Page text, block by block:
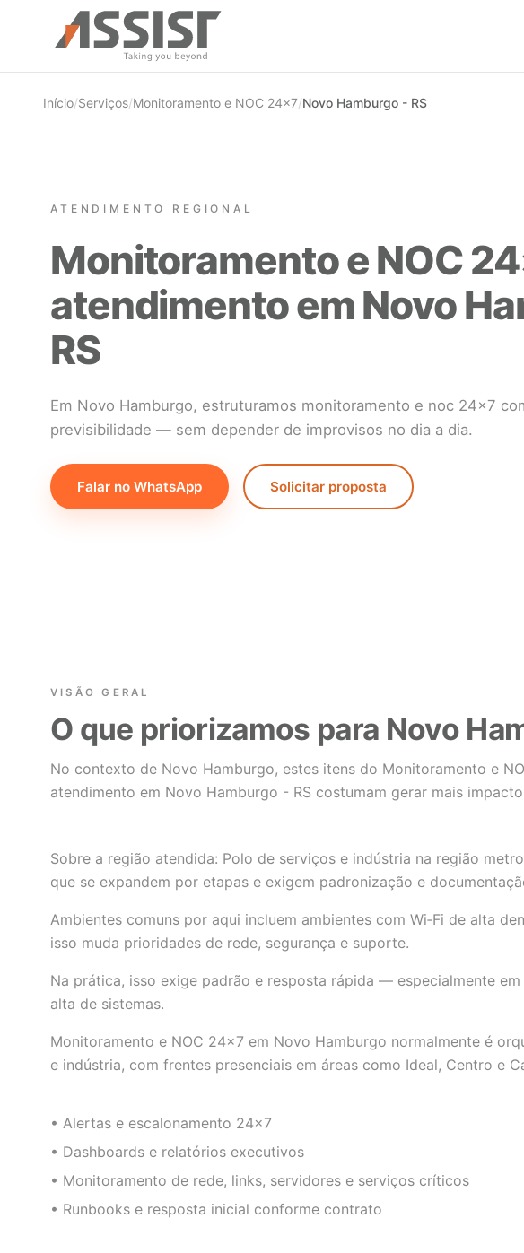
Ir direto para o conteúdo
Início/Serviços/Monitoramento e NOC 24×7/Novo Hamburgo - RS
ATENDIMENTO REGIONAL
Monitoramento e NOC
atendimento em Novo
RS
Em Novo Hamburgo, estruturamos monitoramento e noc 24×7
previsibilidade — sem depender de improvisos no dia a dia.
Falar no WhatsApp Solicitar proposta
VISÃO GERAL
O que priorizamos para Novo
No contexto de Novo Hamburgo, estes itens do Monitoramento e
atendimento em Novo Hamburgo - RS costumam gerar mais
Sobre a região atendida: Polo de serviços e indústria na região
que se expandem por etapas e exigem padronização e
Ambientes comuns por aqui incluem ambientes com Wi‑Fi de alta
isso muda prioridades de rede, segurança e suporte.
Na prática, isso exige padrão e resposta rápida — especialmente
alta de sistemas.
Monitoramento e NOC 24×7 em Novo Hamburgo normalmente é
e indústria, com frentes presenciais em áreas como Ideal, Centro e
• Alertas e escalonamento 24×7
• Dashboards e relatórios executivos
• Monitoramento de rede, links, servidores e serviços críticos
• Runbooks e resposta inicial conforme contrato